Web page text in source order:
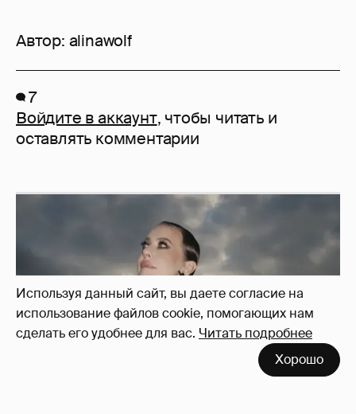
Используя данный сайт, вы даете согласие на
использование файлов cookie, помогающих нам
сделать его удобнее для вас. Читать подробнее
Хорошо
Автор: alinawolf
7
Войдите в аккаунт, чтобы читать и
оставлять комментарии